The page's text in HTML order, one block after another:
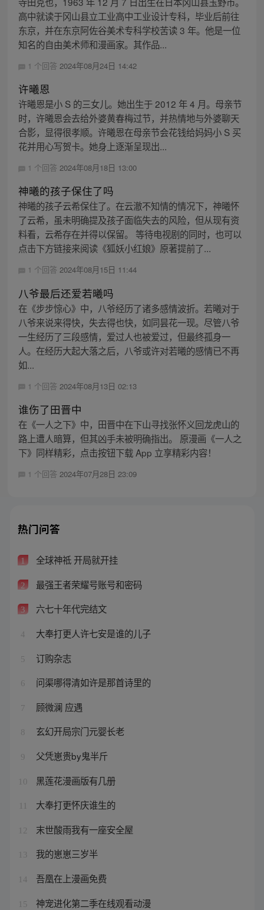
高中就读于冈山县立工业高中工业设计专科，毕业后前往
东京，并在东京阿佐谷美术专科学校苦读 3 年。他是一位
知名的自由美术师和漫画家。其作品...
1 个回答 2024年08月24日 14:42
许曦恩
许曦恩是小 S 的三女儿。她出生于 2012 年 4 月。母亲节
时，许曦恩会去给外婆黄春梅过节，并热情地与外婆聊天
合影，显得很孝顺。许曦恩在母亲节会花钱给妈妈小 S 买
花并用心写贺卡。她身上逐渐呈现出...
1 个回答 2024年08月18日 13:00
神曦的孩子保住了吗
神曦的孩子云希保住了。在云澈不知情的情况下，神曦怀
了云希，虽未明确提及孩子面临失去的风险，但从现有资
料看，云希存在并得以保留。 等待电视剧的同时，也可以
点击下方链接来阅读《狐妖小红娘》原著提前了...
1 个回答 2024年08月15日 11:44
八爷最后还爱若曦吗
在《步步惊心》中，八爷经历了诸多感情波折。若曦对于
八爷来说来得快，失去得也快，如同昙花一现。尽管八爷
一生经历了三段感情，爱过人也被爱过，但最终孤身一
人。在经历大起大落之后，八爷或许对若曦的感情已不再
如...
1 个回答 2024年08月13日 02:13
谁伤了田晋中
在《一人之下》中，田晋中在下山寻找张怀义回龙虎山的
路上遭人暗算，但其凶手未被明确指出。 原漫画《一人之
下》同样精彩，点击按钮下载 App 立享精彩内容！
1 个回答 2024年07月28日 23:09
热门问答
1 全球神祗 开局就开挂
2 最强王者荣耀号账号和密码
3 六七十年代完结文
4 大奉打更人许七安是谁的儿子
5 订购杂志
6 问渠哪得清如许是那首诗里的
7 顾微澜 应遇
8 玄幻开局宗门元婴长老
9 父凭崽贵by鬼半斤
10 黑莲花漫画版有几册
大奉打更怀庆谁生的
12 末世酸雨我有一座安全屋
13 我的崽崽三岁半
14 吾凰在上漫画免费
15 神宠进化第二季在线观看动漫